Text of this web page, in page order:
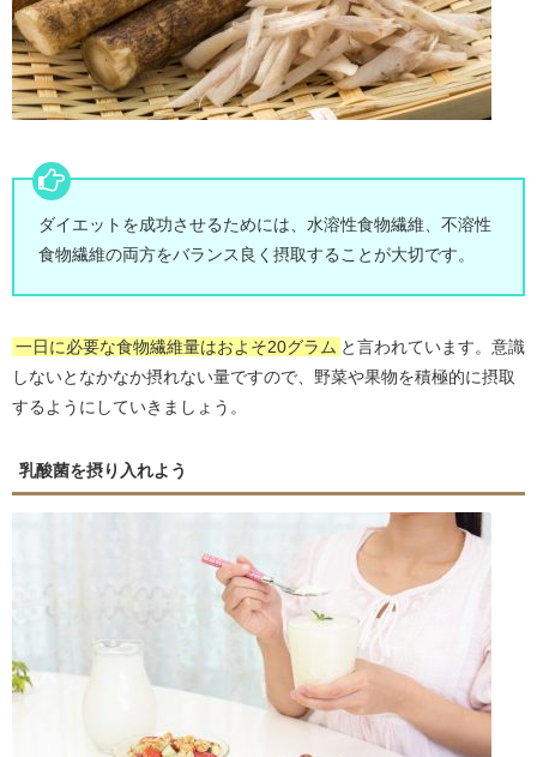
ダイエットを成功させるためには、水溶性食物繊維、不溶性
食物繊維の両方をバランス良く摂取することが大切です。
一日に必要な食物繊維量はおよそ20グラム と言われています。意識
しないとなかなか摂れない量ですので、野菜や果物を積極的に摂取
するようにしていきましょう。
乳酸菌を摂り入れよう